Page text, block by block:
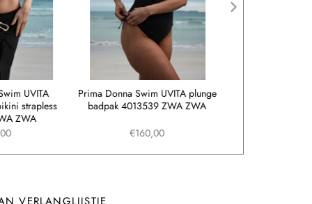
Prima Donna Swim UVITA plunge
badpak 4013539 ZWA ZWA
€160,00
UVITA
strapless
ZWA